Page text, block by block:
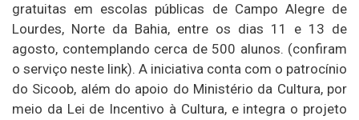
gratuitas em escolas públicas de Campo Alegre de
Lourdes, Norte da Bahia, entre os dias 11 e 13 de
agosto, contemplando cerca de 500 alunos. (confiram
o serviço neste link). A iniciativa conta com o patrocínio
do Sicoob, além do apoio do Ministério da Cultura, por
meio da Lei de Incentivo à Cultura, e integra o projeto